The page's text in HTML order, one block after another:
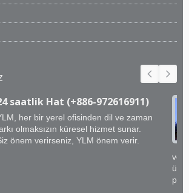
saatlik Hat (+886-972616911)
her bir yerel ofisinden dil ve zaman
olmaksızın küresel hizmet sunar.
önem verirseniz, YLM önem verir.
ve